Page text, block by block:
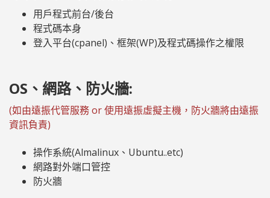
用戶程式前台/後台
程式碼本身
登入平台(cpanel)、框架(WP)及程式碼操作之權限
OS、網路、防火牆:
(如由遠振代管服務 or 使用遠振虛擬主機，防火牆將由遠振
資訊負責)
操作系統(Almalinux、Ubuntu..etc)
網路對外端口管控
防火牆